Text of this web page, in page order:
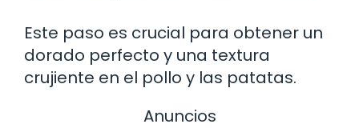
Este paso es crucial para obtener un
dorado perfecto y una textura
crujiente en el pollo y las patatas.
Anuncios